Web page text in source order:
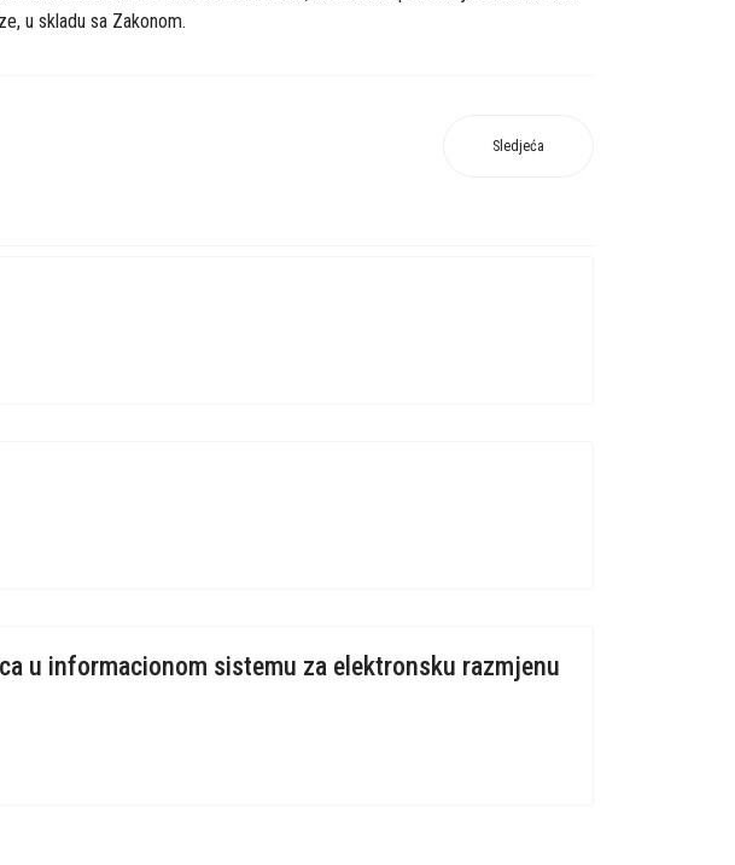
u skladu sa Zakonom.
Sledjeća
u informacionom sistemu za elektronsku razmjenu